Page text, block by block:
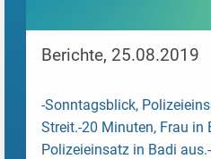
Berichte, 25.08.2019
-Sonntagsblick,
Streit.-20 Minuten, Frau in
Polizeieinsatz in Badi